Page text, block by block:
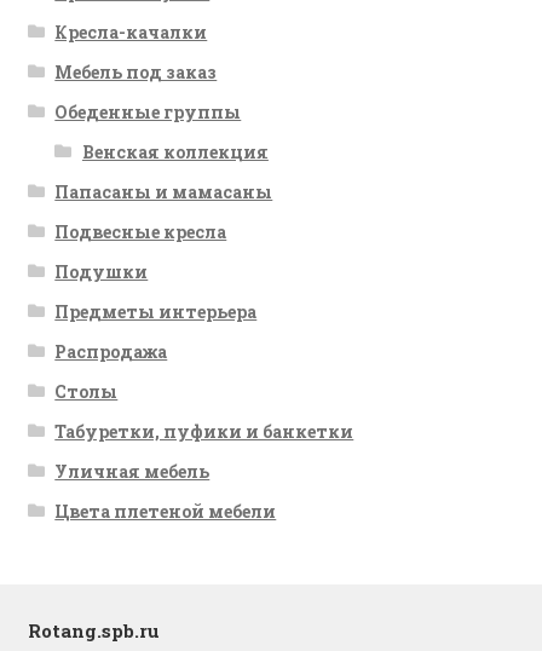
Кресла-качалки
Мебель под заказ
Обеденные группы
Венская коллекция
Папасаны и мамасаны
Подвесные кресла
Подушки
Предметы интерьера
Распродажа
Столы
Табуретки, пуфики и банкетки
Уличная мебель
Цвета плетеной мебели
Rotang.spb.ru